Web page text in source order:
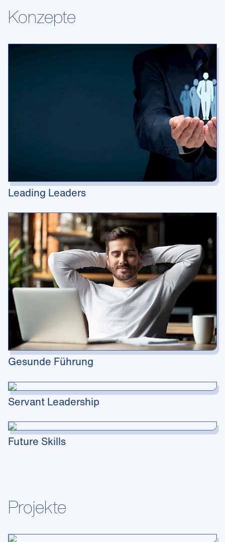
Konzepte
Leading Leaders
Gesunde Führung
Servant Leadership
Future Skills
Projekte